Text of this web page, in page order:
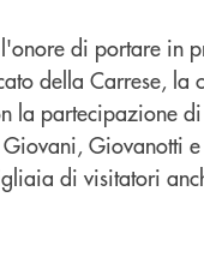
di portare in
della Carrese, la
la partecipazione
Giovanotti
di visitatori